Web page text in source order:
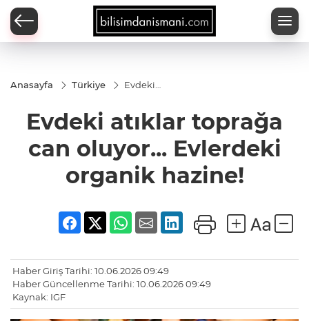
Anasayfa Türkiye
Evdeki
can
oluyor...
organik
Evdeki atıklar toprağa
can oluyor... Evlerdeki
organik hazine!
Haber Giriş Tarihi: 10.06.2026 09:49
Haber Güncellenme Tarihi: 10.06.2026 09:49
Kaynak: IGF